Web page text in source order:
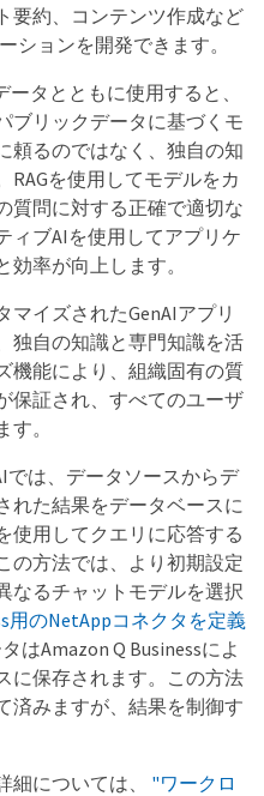
要約、コンテンツ作成など
ションを開発できます。
タとともに使用すると、
ブリックデータに基づくモ
頼るのではなく、独自の知
を使用してモデルをカ
質問に対する正確で適切な
ィブAIを使用してアプリケ
率が向上します。
イズされたGenAIアプリ
独自の知識と専門知識を活
機能により、組織固有の質
保証され、すべてのユーザ
。
では、データソースからデ
れた結果をデータベースに
使用してクエリに応答する
の方法では、より初期設定
なるチャットモデルを選択
用のNetAppコネクタを定義
はAmazon Q Businessによ
に保存されます。この方法
済みますが、結果を制御す
細については、 "ワークロ